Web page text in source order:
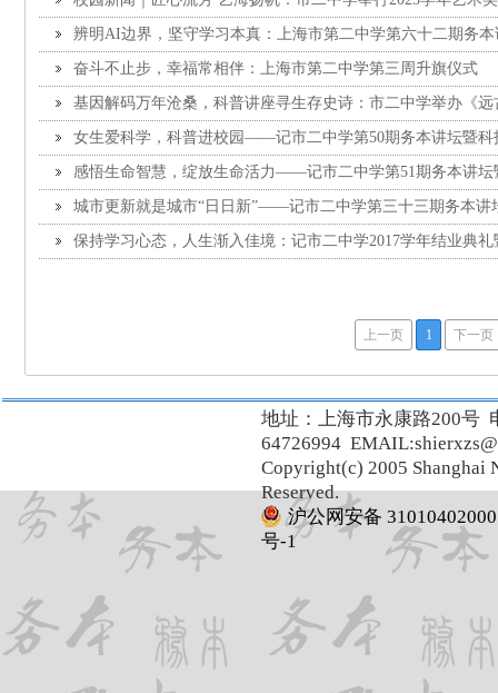
周升旗仪式
辨明AI边界，坚守学习本真：上海市第二中学第六十二期务本
奋斗不止步，幸福常相伴：上海市第二中学第三周升旗仪式
基因解码万年沧桑，科普讲座寻生存史诗：市二中学举办《
普讲座女生爱科学，科普进校园——记市二中学第50期务本讲坛暨科
感悟生命智慧，绽放生命活力——记市二中学第51期务本讲坛
城市更新就是城市“日日新”——记市二中学第三十三期务本讲
保持学习心态，人生渐入佳境：记市二中学2017学年结业典
上一页 1 下一页
地址：上海市永康路200号
64726994
Copyright(c) 2005 Shanghai
Reserved.
沪公网安备
号-1